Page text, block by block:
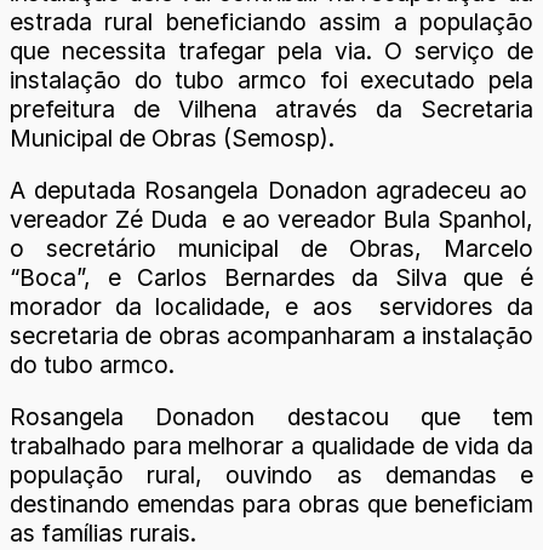
estrada rural beneficiando assim a população
que necessita trafegar pela via. O serviço de
instalação do tubo armco foi executado pela
prefeitura de Vilhena através da Secretaria
Municipal de Obras (Semosp).
A deputada Rosangela Donadon agradeceu ao
vereador Zé Duda e ao vereador Bula Spanhol,
o secretário municipal de Obras, Marcelo
“Boca”, e Carlos Bernardes da Silva que é
morador da localidade, e aos servidores da
secretaria de obras acompanharam a instalação
do tubo armco.
Rosangela Donadon destacou que tem
trabalhado para melhorar a qualidade de vida da
população rural, ouvindo as demandas e
destinando emendas para obras que beneficiam
as famílias rurais.